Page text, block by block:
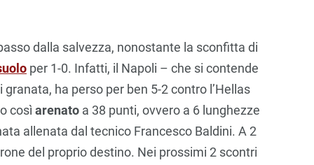
dalla salvezza, nonostante la sconfitta di
per 1-0. Infatti, il Napoli – che si contende
ha perso per ben 5-2 contro l’Hellas
così arenato a 38 punti, ovvero a 6 lunghezze
allenata dal tecnico Francesco Baldini. A 2
del proprio destino. Nei prossimi 2 scontri